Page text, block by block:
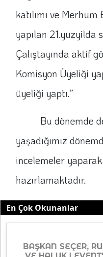
katılımı ve
yapılan 21.yuzyilda
Çalıştayında aktif
Komisyon Üyeliği
üyeliği yaptı.”
Bu dönemde
yaşadığımız
incelemeler
hazırlamaktadır.
En Çok Okunanlar
BAŞKAN SEÇER,